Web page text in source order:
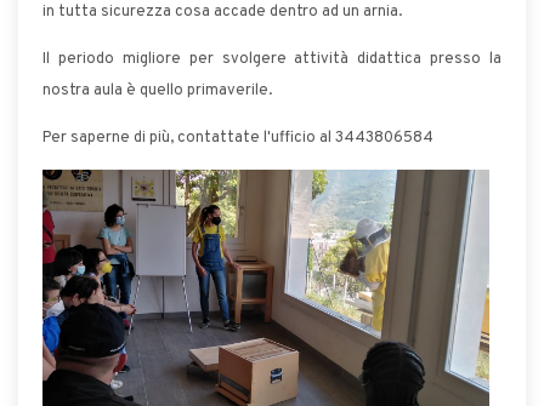
in tutta sicurezza cosa accade dentro ad un arnia.
Il periodo migliore per svolgere attività didattica presso la
nostra aula è quello primaverile.
Per saperne di più, contattate l'ufficio al 3443806584